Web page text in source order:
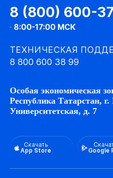
8 (800) 600-
· 8:00-17:00 МСК
ТЕХНИЧЕСКАЯ
8 800 600 38 99
Особая экономическая
Республика Татарстан,
Университетская, д. 7
Скачать
App Store
Google